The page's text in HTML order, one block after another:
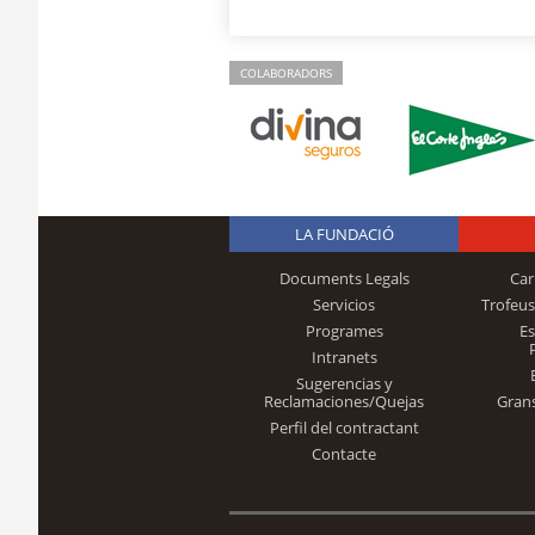
COLABORADORS
LA FUNDACIÓ
Documents Legals
Servicios
Programes
Intranets
Sugerencias y
Reclamaciones/Quejas
Perfil del contractant
Contacte